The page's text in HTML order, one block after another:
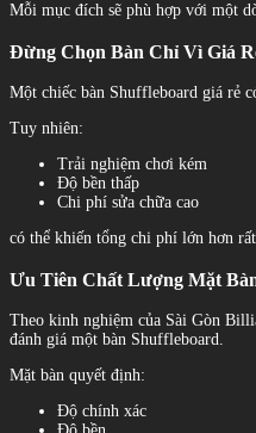
Mỗi mục đích sẽ phù hợp với một
Đừng Chọn Bàn Chỉ Vì Giá
Một chiếc bàn Shuffleboard giá rẻ
Tuy nhiên:
Trải nghiệm chơi kém
Độ bền thấp
Chi phí sửa chữa cao
có thể khiến tổng chi phí lớn hơn
Ưu Tiên Chất Lượng Mặt
Theo kinh nghiệm của Sài Gòn
đánh giá một bàn Shuffleboard.
Mặt bàn quyết định:
Độ chính xác